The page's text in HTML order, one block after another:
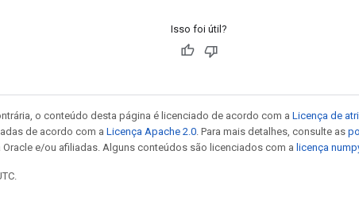
Isso foi útil?
o conteúdo desta página é licenciado de acordo com a Licença de
de acordo com a Licença Apache 2.0 . Para mais detalhes, consulte as
Oracle e/ou afiliadas. Alguns conteúdos são licenciados com a licença